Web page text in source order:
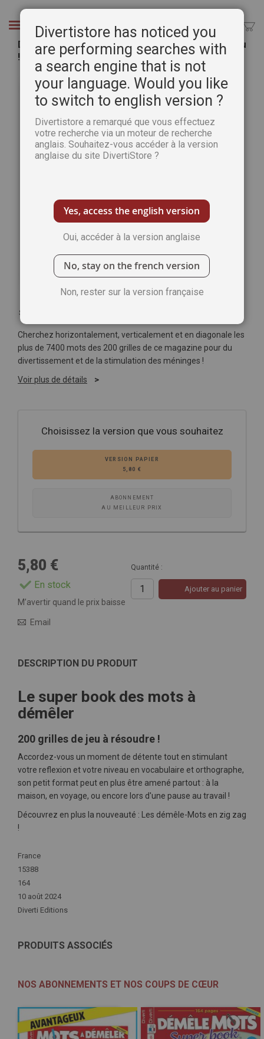
Chercher
Démêle Mots Super Book n°17 - 200 grilles de jeu
!
galerie
d’images
Soyez le premier à commenter ce produit
Cherchez horizontalement, verticalement et en diagonale les
plus de 7400 mots des 200 grilles de ce magazine pour du
divertissement et de la stimulation des méninges !
Voir plus de détails
Choisissez la version que vous souhaitez
VERSION PAPIER
5,80 €
ABONNEMENT
AU MEILLEUR PRIX
5,80 €
En stock
Quantité :
Ajouter au panier
M’avertir quand le prix baisse
Email
DESCRIPTION DU PRODUIT
Le super book des mots à
démêler
200 grilles de jeu à résoudre !
Accordez-vous un moment de détente tout en stimulant
votre reflexion et votre niveau en vocabulaire et orthographe,
son petit format peut en plus être amené partout : à la
maison, en voyage, ou encore lors d'une pause au travail !
Découvrez en plus la nouveauté : Les démêle-Mots en zig zag
!
Plus
d'infos
France
15388
164
10 août 2024
Diverti Editions
PRODUITS ASSOCIÉS
NOS ABONNEMENTS ET NOS COUPS DE CŒUR
Divertistore has noticed you
are performing searches with
a search engine that is not
your language. Would you like
to switch to english version ?
Divertistore a remarqué que vous effectuez
votre recherche via un moteur de recherche
anglais. Souhaitez-vous accéder à la version
anglaise du site DivertiStore ?
Yes, access the english version
Oui, accéder à la version anglaise
No, stay on the french version
Non, rester sur la version française